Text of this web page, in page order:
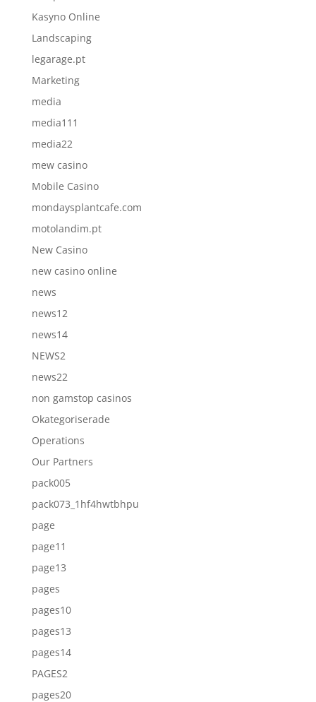
Kasyno Online
Landscaping
legarage.pt
Marketing
media
media111
media22
mew casino
Mobile Casino
mondaysplantcafe.com
motolandim.pt
New Casino
new casino online
news
news12
news14
NEWS2
news22
non gamstop casinos
Okategoriserade
Operations
Our Partners
pack005
pack073_1hf4hwtbhpu
page
page11
page13
pages
pages10
pages13
pages14
PAGES2
pages20